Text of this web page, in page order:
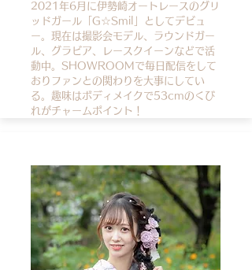
2021年6月に伊勢崎オートレースのグリ
ッドガール「G☆Smil」としてデビュ
ー。現在は撮影会モデル、ラウンドガー
ル、グラビア、レースクイーンなどで活
動中。 SHOWROOMで毎日配信をして
おりファンとの関わりを大事にしてい
る。趣味はボディメイクで53cmのくび
れがチャームポイント！